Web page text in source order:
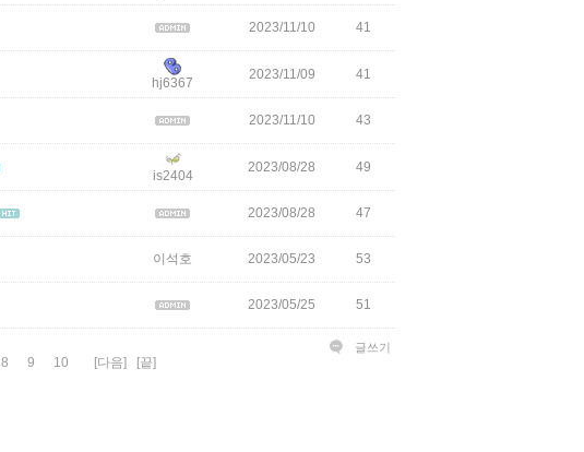
2023/11/10 41
hj6367
2023/11/09 41
2023/11/10 43
is2404
2023/08/28 49
2023/08/28 47
이석호 2023/05/23 53
2023/05/25 51
글쓰기
8 9 10 [다음] [끝]